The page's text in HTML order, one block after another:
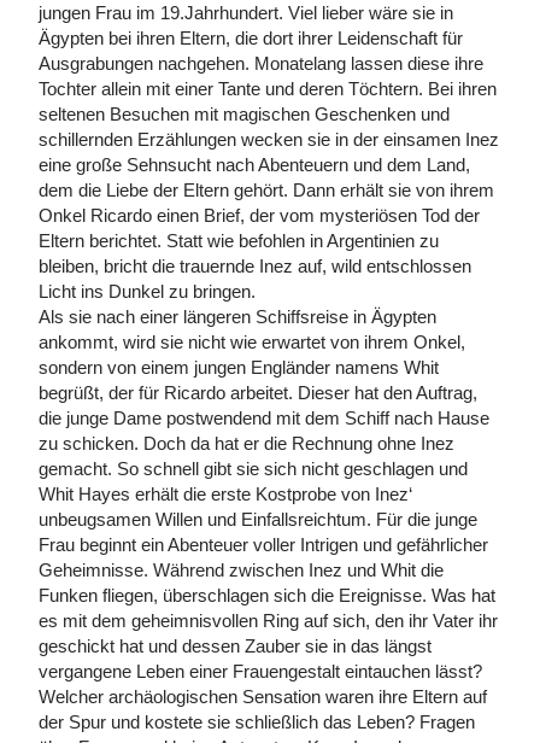
jungen Frau im 19.Jahrhundert. Viel lieber wäre sie in
Ägypten bei ihren Eltern, die dort ihrer Leidenschaft für
Ausgrabungen nachgehen. Monatelang lassen diese ihre
Tochter allein mit einer Tante und deren Töchtern. Bei ihren
seltenen Besuchen mit magischen Geschenken und
schillernden Erzählungen wecken sie in der einsamen Inez
eine große Sehnsucht nach Abenteuern und dem Land,
dem die Liebe der Eltern gehört. Dann erhält sie von ihrem
Onkel Ricardo einen Brief, der vom mysteriösen Tod der
Eltern berichtet. Statt wie befohlen in Argentinien zu
bleiben, bricht die trauernde Inez auf, wild entschlossen
Licht ins Dunkel zu bringen.
Als sie nach einer längeren Schiffsreise in Ägypten
ankommt, wird sie nicht wie erwartet von ihrem Onkel,
sondern von einem jungen Engländer namens Whit
begrüßt, der für Ricardo arbeitet. Dieser hat den Auftrag,
die junge Dame postwendend mit dem Schiff nach Hause
zu schicken. Doch da hat er die Rechnung ohne Inez
gemacht. So schnell gibt sie sich nicht geschlagen und
Whit Hayes erhält die erste Kostprobe von Inez‘
unbeugsamen Willen und Einfallsreichtum. Für die junge
Frau beginnt ein Abenteuer voller Intrigen und gefährlicher
Geheimnisse. Während zwischen Inez und Whit die
Funken fliegen, überschlagen sich die Ereignisse. Was hat
es mit dem geheimnisvollen Ring auf sich, den ihr Vater ihr
geschickt hat und dessen Zauber sie in das längst
vergangene Leben einer Frauengestalt eintauchen lässt?
Welcher archäologischen Sensation waren ihre Eltern auf
der Spur und kostete sie schließlich das Leben? Fragen